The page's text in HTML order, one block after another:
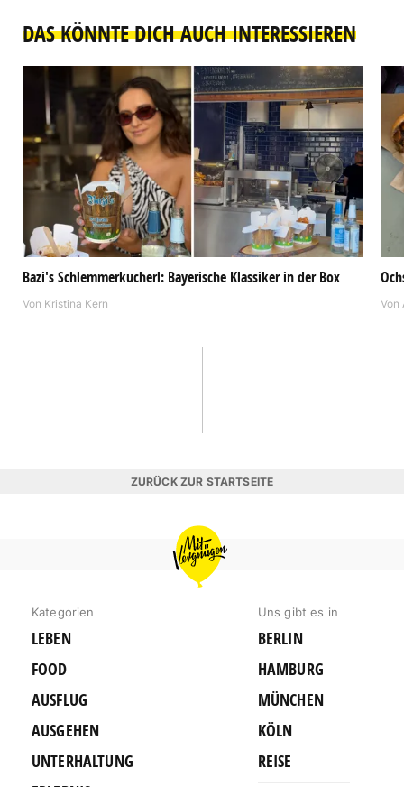
DAS KÖNNTE DICH AUCH INTERESSIEREN
Bazi's Schlemmerkucherl: Bayerische Klassiker in der Box
Von Kristina Kern Von
ZURÜCK ZUR STARTSEITE
MIT
VERGNÜGEN
MÜNCHEN
Kategorien
LEBEN
FOOD
AUSFLUG
AUSGEHEN
UNTERHALTUNG
Uns gibt es in
BERLIN
HAMBURG
MÜNCHEN
KÖLN
REISE